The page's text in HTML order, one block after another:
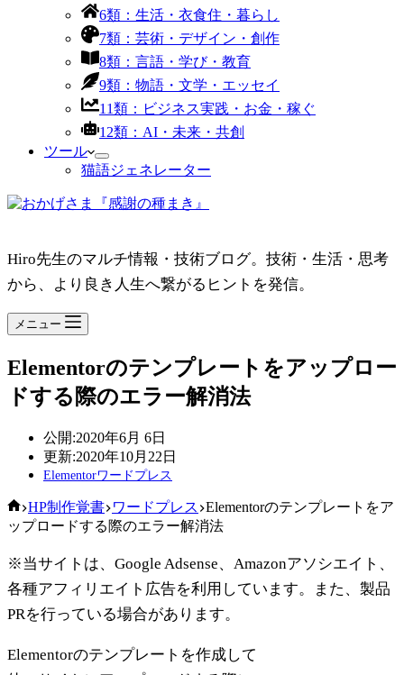
6類：生活・衣食住・暮らし
7類：芸術・デザイン・創作
8類：言語・学び・教育
9類：物語・文学・エッセイ
11類：ビジネス実践・お金・稼ぐ
12類：AI・未来・共創
ツール
猫語ジェネレーター
Hiro先生のマルチ情報・技術ブログ。技術・生活・思考
から、より良き人生へ繋がるヒントを発信。
メニュー
Elementorのテンプレートをアップロー
ドする際のエラー解消法
公開:2020年6月 6日
更新:2020年10月22日
Elementorワードプレス
ホ
ー
HP制作覚書 ワードプレス Elementorのテンプレートをア
ップロードする際のエラー解消法
※当サイトは、Google Adsense、Amazonアソシエイト、
各種アフィリエイト広告を利用しています。また、製品
PRを行っている場合があります。
Elementorのテンプレートを作成して